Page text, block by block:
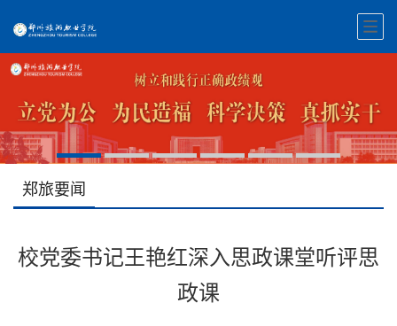
郑旅要闻
校党委书记王艳红深入思政课堂听评思
政课